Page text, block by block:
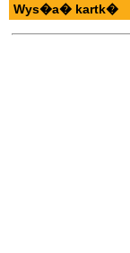
Wys�a� kartk�